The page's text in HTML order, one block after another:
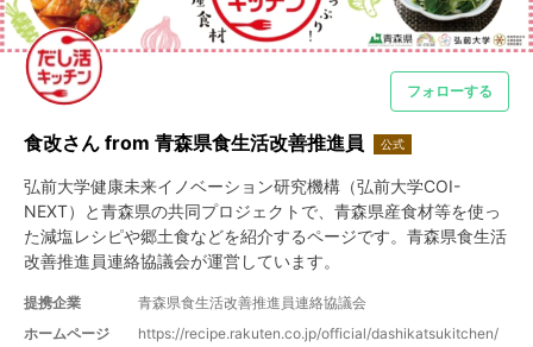
フォローする
食改さん from 青森県食生活改善推進員 公式
弘前大学健康未来イノベーション研究機構（弘前大学COI-
NEXT）と青森県の共同プロジェクトで、青森県産食材等を使っ
た減塩レシピや郷土食などを紹介するページです。青森県食生活
改善推進員連絡協議会が運営しています。
提携企業
青森県食生活改善推進員連絡協議会
ホームページ
https://recipe.rakuten.co.jp/official/dashikatsukitchen/